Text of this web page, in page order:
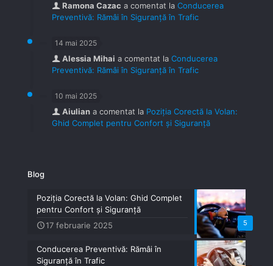
Ramona Cazac a comentat la Conducerea
Preventivă: Rămâi în Siguranță în Trafic
14 mai 2025
Alessia Mihai a comentat la Conducerea
Preventivă: Rămâi în Siguranță în Trafic
10 mai 2025
Aiulian a comentat la Poziția Corectă la Volan:
Ghid Complet pentru Confort și Siguranță
Blog
5
Poziția Corectă la Volan: Ghid Complet
pentru Confort și Siguranță
17 februarie 2025
Conducerea Preventivă: Rămâi în
Siguranță în Trafic